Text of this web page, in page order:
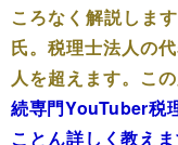
ころなく解説しま
氏。税理士法人の
人を超えます。こ
続専門YouTuber税
ことん詳しく教えま